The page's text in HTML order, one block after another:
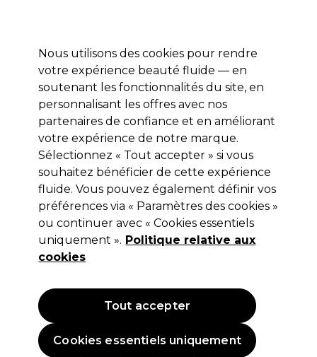
Se connecter
Marques Bons plans Coiffure Electro et Matériel
Livraison et délais
lire la suite
Equipement de salon Materiel pour manucure
Brosses et
pinceaux pour ongles
Brosses et pinceaux pour ongles
OFFRE
Nous utilisons des cookies pour rendre
votre expérience beauté fluide — en
soutenant les fonctionnalités du site, en
personnalisant les offres avec nos
partenaires de confiance et en améliorant
votre expérience de notre marque.
Sélectionnez « Tout accepter » si vous
souhaitez bénéficier de cette expérience
fluide. Vous pouvez également définir vos
préférences via « Paramètres des cookies »
ou continuer avec « Cookies essentiels
uniquement ». Politique relative aux
cookies
Cookies essentiels uniquement
Tout accepter